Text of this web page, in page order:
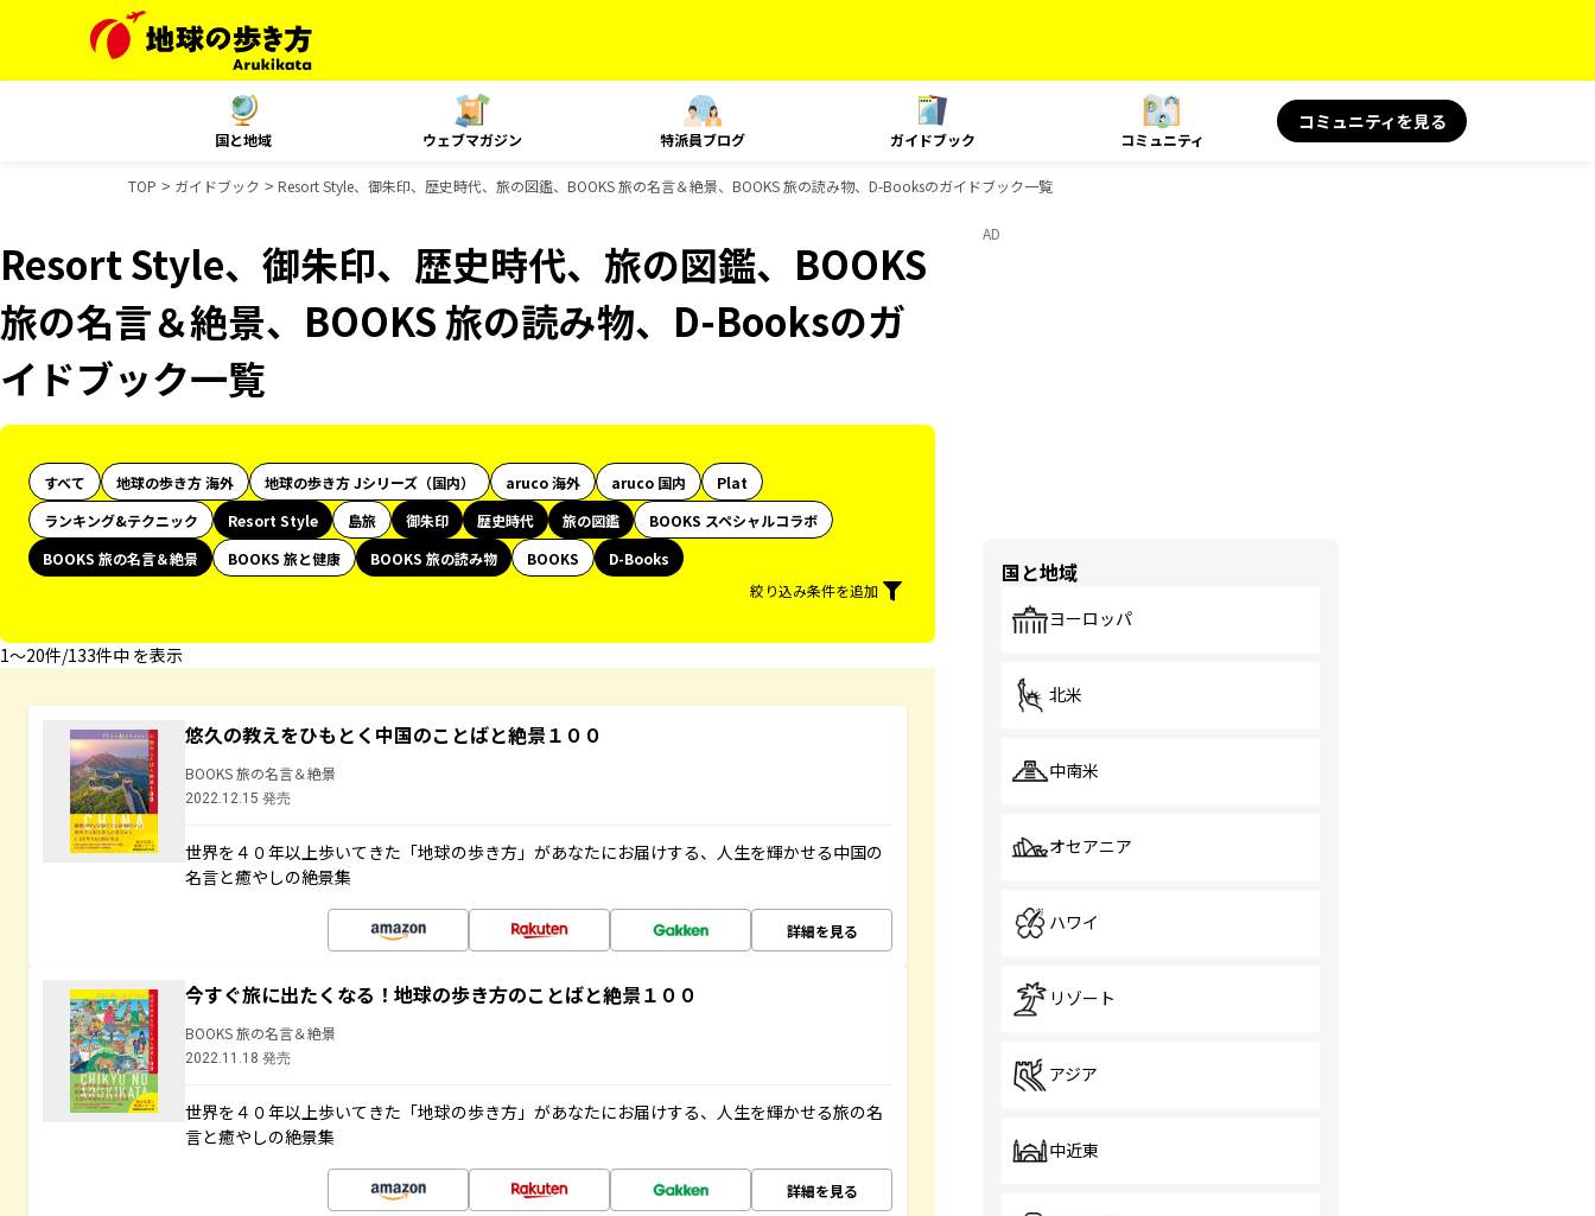
国と地域 ウェブマガジン 特派員ブログ ガイドブック コミュニティ
コミュニティを見る
TOP ガイドブック Resort Style、御朱印、歴史時代、旅の図鑑、BOOKS 旅の名言＆絶景、BOOKS 旅の読み物、D-Booksのガイドブック一覧
Resort Style、御朱印、歴史時代、旅の図鑑、BOOKS
旅の名言＆絶景、BOOKS 旅の読み物、D-Booksのガ
イドブック一覧
すべて 地球の歩き方 海外 地球の歩き方 Jシリーズ（国内） aruco 海外 aruco 国内
Plat
ランキング&テクニック
Resort Style 島旅 御朱印 歴史時代 旅の図鑑
BOOKS スペシャルコラボ
BOOKS 旅の名言＆絶景
BOOKS 旅と健康 BOOKS 旅の読み物 BOOKS
D-Books
絞り込み条件を追加
1〜20件/133件中 を表示
悠久の教えをひもとく中国のことばと絶景１００
BOOKS 旅の名言＆絶景
2022.12.15 発売
世界を４０年以上歩いてきた「地球の歩き方」があなたにお届けする、人生を輝かせる中国の
名言と癒やしの絶景集
詳細を見る
今すぐ旅に出たくなる！地球の歩き方のことばと絶景１００
BOOKS 旅の名言＆絶景
2022.11.18 発売
世界を４０年以上歩いてきた「地球の歩き方」があなたにお届けする、人生を輝かせる旅の名
言と癒やしの絶景集
詳細を見る
AD
国と地域
ヨーロッパ
北米
中南米
オセアニア
ハワイ
リゾート
アジア
中近東